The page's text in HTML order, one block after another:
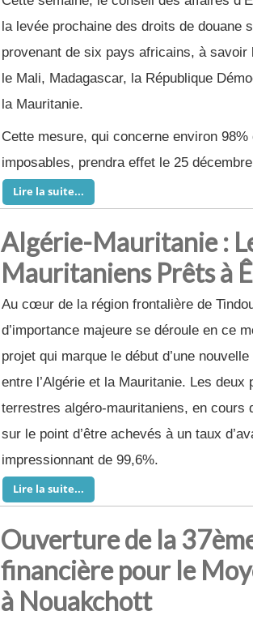
la levée prochaine des droits de douane
provenant de six pays africains, à savoir
le Mali, Madagascar, la République
la Mauritanie.
Cette mesure, qui concerne environ 98%
imposables, prendra effet le 25
Lire la suite...
Algérie-Mauritanie :
Mauritaniens Prêts à
Au cœur de la région frontalière de
d’importance majeure se déroule en ce
projet qui marque le début d’une
entre l’Algérie et la Mauritanie. Les deux
terrestres algéro-mauritaniens, en cours
sur le point d’être achevés à un taux
impressionnant de 99,6%.
Lire la suite...
Ouverture de la
financière pour le
à Nouakchott